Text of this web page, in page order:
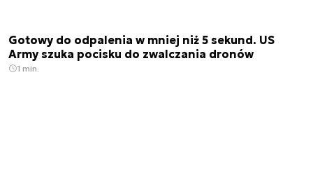
Gotowy do odpalenia w mniej niż 5 sekund. US
Army szuka pocisku do zwalczania dronów
1 min.